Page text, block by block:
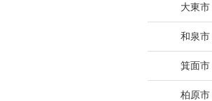
大東市
和泉市
箕面市
柏原市